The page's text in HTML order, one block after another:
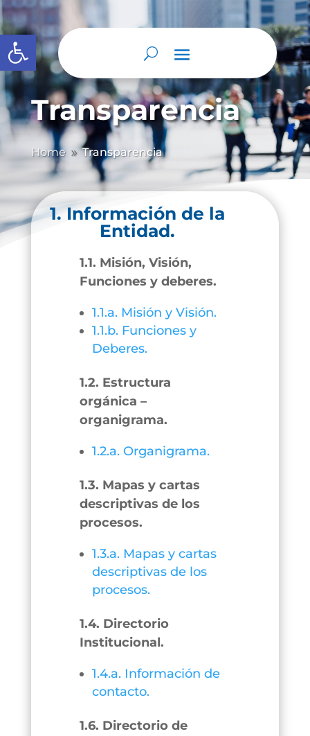
Abrir barra de herramientas
Transparencia
Home 9 Transparencia
1. Información de la
Entidad.
1.1. Misión, Visión,
Funciones y deberes.
1.1.a. Misión y Visión.
1.1.b. Funciones y
Deberes.
1.2. Estructura
orgánica –
organigrama.
1.2.a. Organigrama.
1.3. Mapas y cartas
descriptivas de los
procesos.
1.3.a. Mapas y cartas
descriptivas de los
procesos.
1.4. Directorio
Institucional.
1.4.a. Información de
contacto.
1.6. Directorio de